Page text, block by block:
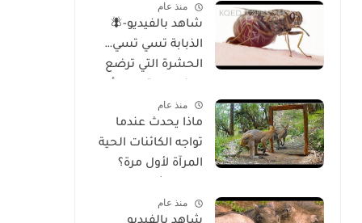
منذ عام
شاهد بالفيديو-🪰
الذبابة تسي تسي…
الحشرة التي ترضع
أخطر الأمراض في
إفريقيا!
منذ عام
ماذا يحدث عندما
تواجه الكائنات الحية
المرآة لأول مرة؟
للسلوك والوعي
منذ عام